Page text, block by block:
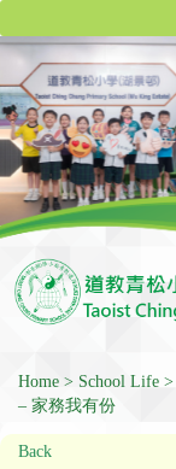
Home School Life
– 家務我有份
Back